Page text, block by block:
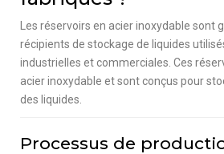
Les réservoirs en acier inoxydable sont
récipients de stockage de liquides
industrielles et commerciales. Ces
acier inoxydable et sont conçus pour
des liquides.
Processus de